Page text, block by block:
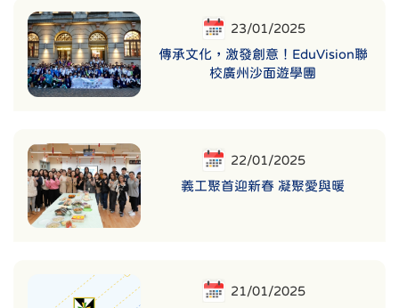
23/01/2025
傳承文化，激發創意！EduVision聯
校廣州沙面遊學團
22/01/2025
義工聚首迎新春 凝聚愛與暖
21/01/2025